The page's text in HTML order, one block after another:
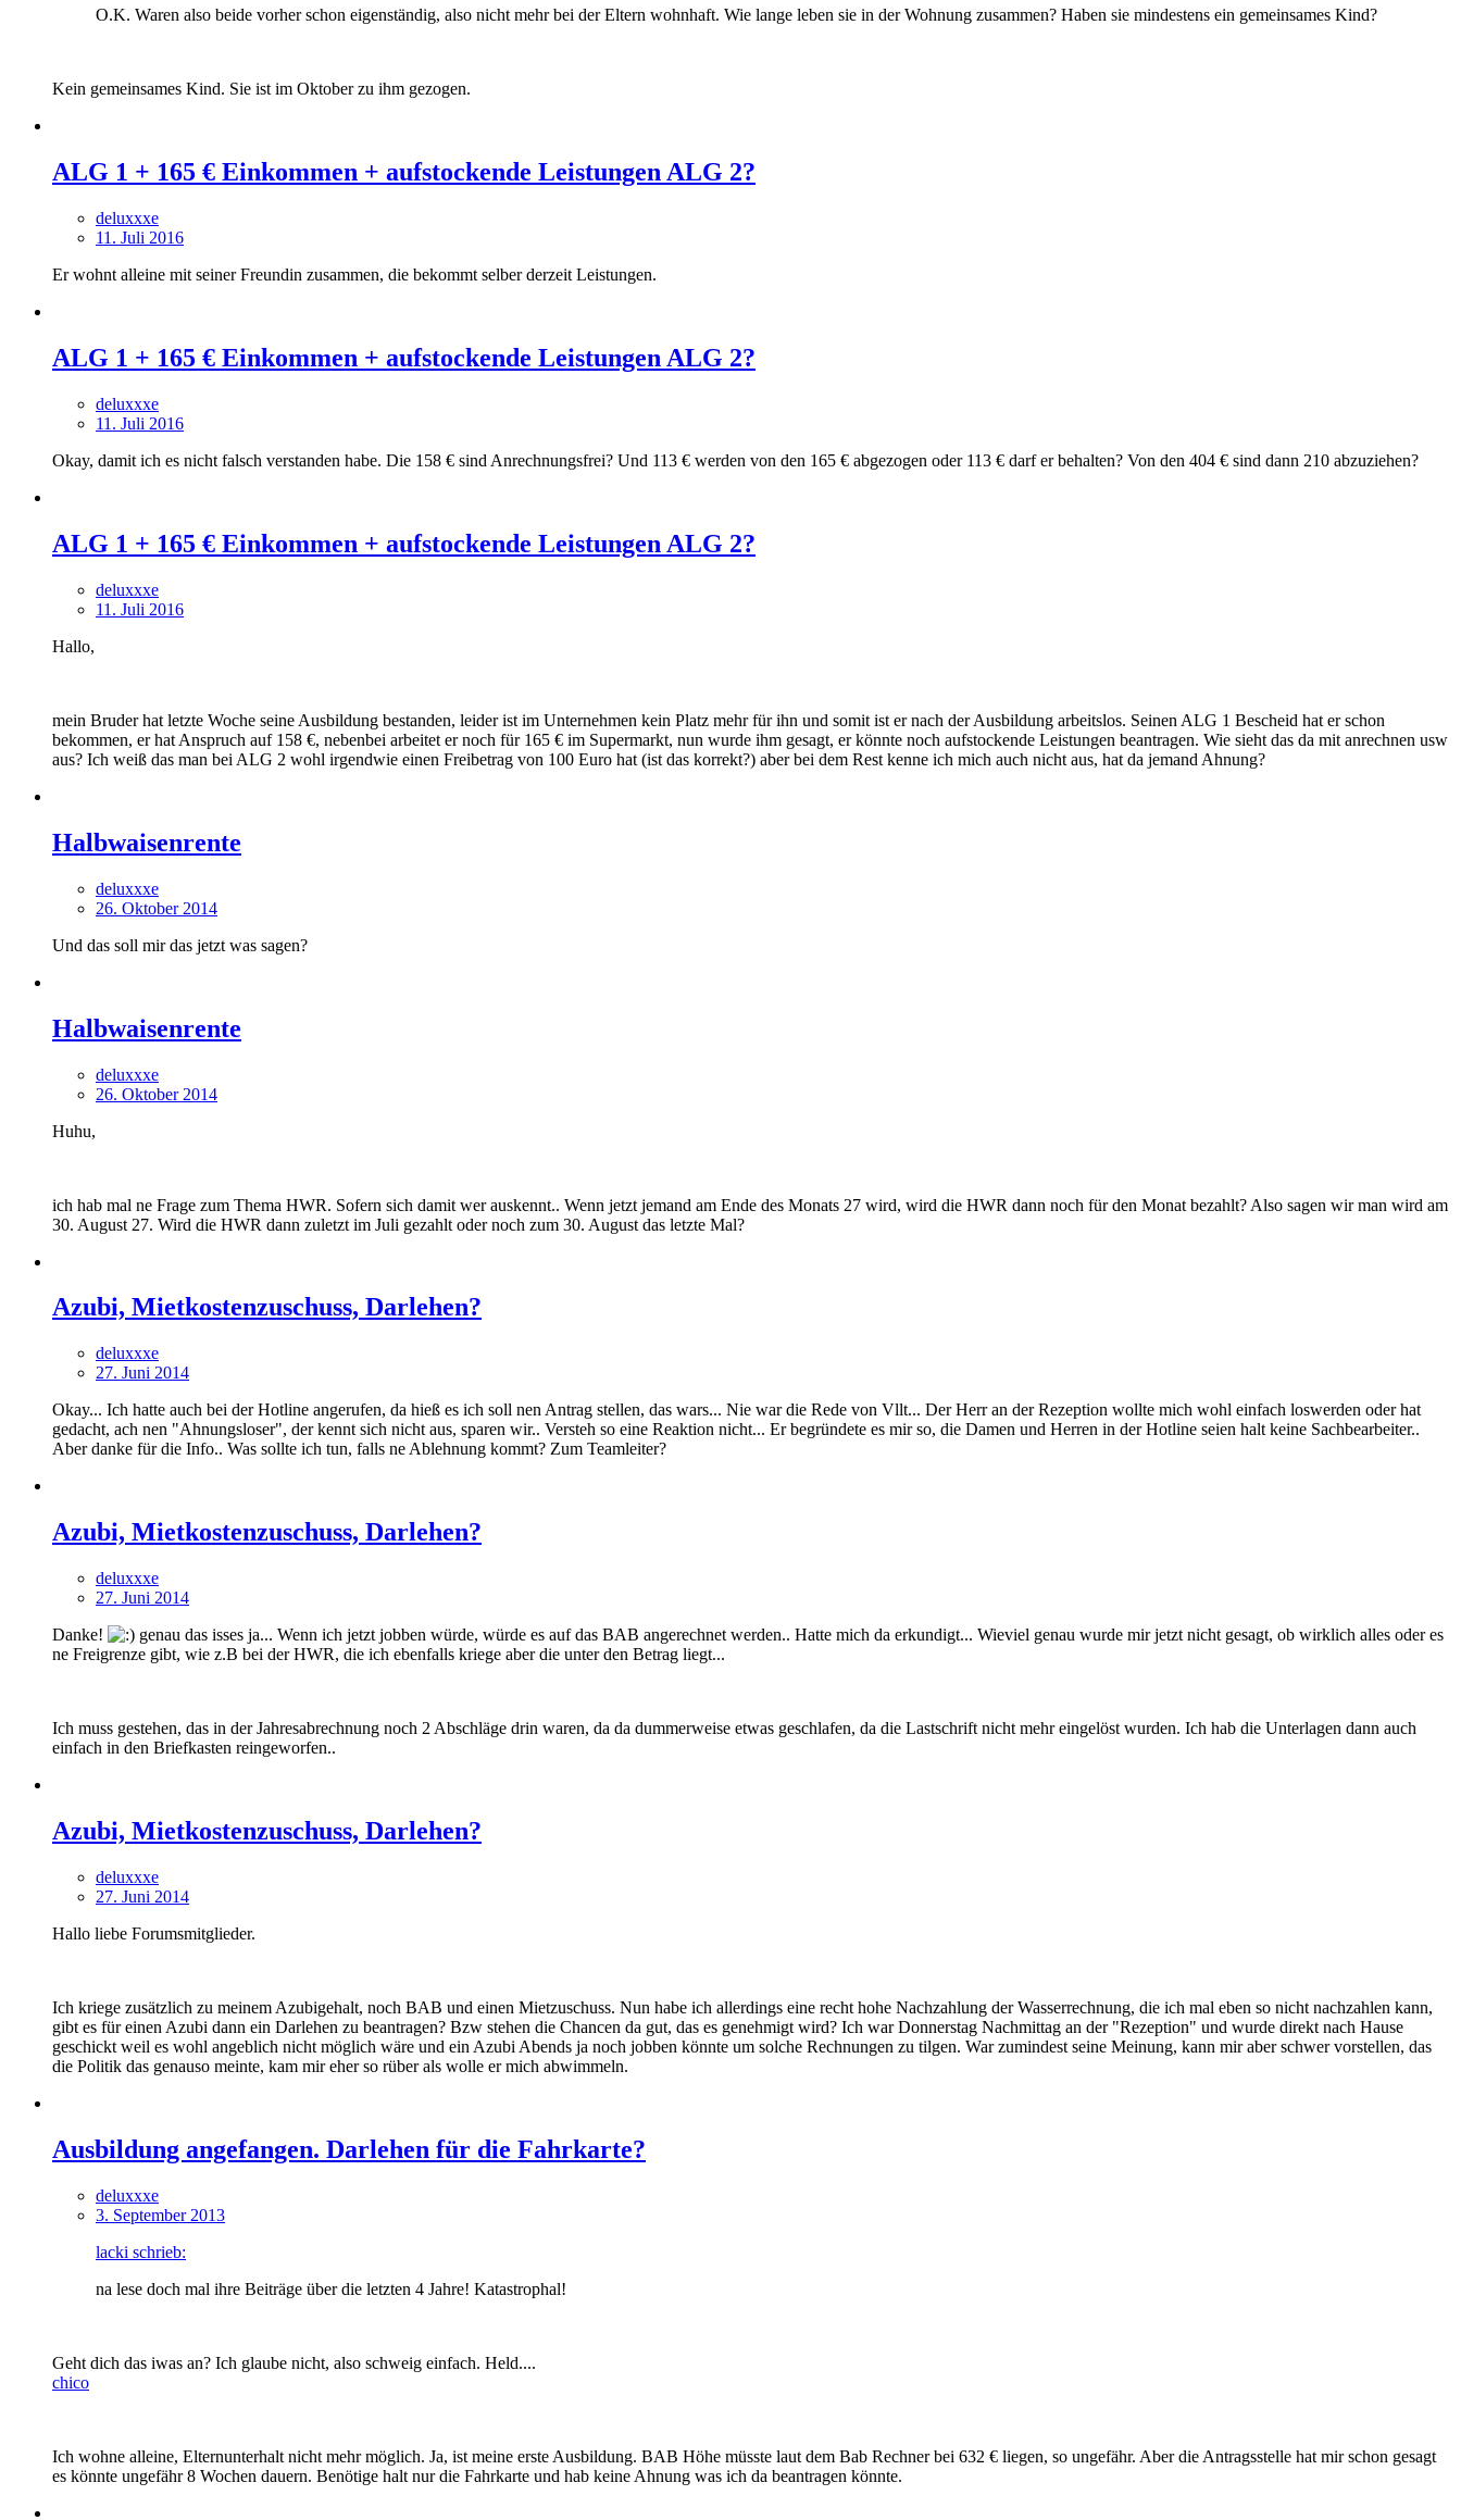
O.K. Waren also beide vorher schon eigenständig, also nicht mehr bei der Eltern wohnhaft. Wie lange leben sie in der Wohnung zusammen? Haben sie mindestens ein gemeinsames Kind?
Kein gemeinsames Kind. Sie ist im Oktober zu ihm gezogen.
ALG 1 + 165 € Einkommen + aufstockende Leistungen ALG 2?
deluxxxe
11. Juli 2016
Er wohnt alleine mit seiner Freundin zusammen, die bekommt selber derzeit Leistungen.
ALG 1 + 165 € Einkommen + aufstockende Leistungen ALG 2?
deluxxxe
11. Juli 2016
Okay, damit ich es nicht falsch verstanden habe. Die 158 € sind Anrechnungsfrei? Und 113 € werden von den 165 € abgezogen oder 113 € darf er behalten? Von den 404 € sind dann 210 abzuziehen?
ALG 1 + 165 € Einkommen + aufstockende Leistungen ALG 2?
deluxxxe
11. Juli 2016
Hallo,
mein Bruder hat letzte Woche seine Ausbildung bestanden, leider ist im Unternehmen kein Platz mehr für ihn und somit ist er nach der Ausbildung arbeitslos. Seinen ALG 1 Bescheid hat er schon
bekommen, er hat Anspruch auf 158 €, nebenbei arbeitet er noch für 165 € im Supermarkt, nun wurde ihm gesagt, er könnte noch aufstockende Leistungen beantragen. Wie sieht das da mit anrechnen usw
aus? Ich weiß das man bei ALG 2 wohl irgendwie einen Freibetrag von 100 Euro hat (ist das korrekt?) aber bei dem Rest kenne ich mich auch nicht aus, hat da jemand Ahnung?
Halbwaisenrente
deluxxxe
26. Oktober 2014
Und das soll mir das jetzt was sagen?
Halbwaisenrente
deluxxxe
26. Oktober 2014
Huhu,
ich hab mal ne Frage zum Thema HWR. Sofern sich damit wer auskennt.. Wenn jetzt jemand am Ende des Monats 27 wird, wird die HWR dann noch für den Monat bezahlt? Also sagen wir man wird am
30. August 27. Wird die HWR dann zuletzt im Juli gezahlt oder noch zum 30. August das letzte Mal?
Azubi, Mietkostenzuschuss, Darlehen?
deluxxxe
27. Juni 2014
Okay... Ich hatte auch bei der Hotline angerufen, da hieß es ich soll nen Antrag stellen, das wars... Nie war die Rede von Vllt... Der Herr an der Rezeption wollte mich wohl einfach loswerden oder hat
gedacht, ach nen "Ahnungsloser", der kennt sich nicht aus, sparen wir.. Versteh so eine Reaktion nicht... Er begründete es mir so, die Damen und Herren in der Hotline seien halt keine Sachbearbeiter..
Aber danke für die Info.. Was sollte ich tun, falls ne Ablehnung kommt? Zum Teamleiter?
Azubi, Mietkostenzuschuss, Darlehen?
deluxxxe
27. Juni 2014
Danke!
genau das isses ja... Wenn ich jetzt jobben würde, würde es auf das BAB angerechnet werden.. Hatte mich da erkundigt... Wieviel genau wurde mir jetzt nicht gesagt, ob wirklich alles oder es
ne Freigrenze gibt, wie z.B bei der HWR, die ich ebenfalls kriege aber die unter den Betrag liegt...
Ich muss gestehen, das in der Jahresabrechnung noch 2 Abschläge drin waren, da da dummerweise etwas geschlafen, da die Lastschrift nicht mehr eingelöst wurden. Ich hab die Unterlagen dann auch
einfach in den Briefkasten reingeworfen..
Azubi, Mietkostenzuschuss, Darlehen?
deluxxxe
27. Juni 2014
Hallo liebe Forumsmitglieder.
Ich kriege zusätzlich zu meinem Azubigehalt, noch BAB und einen Mietzuschuss. Nun habe ich allerdings eine recht hohe Nachzahlung der Wasserrechnung, die ich mal eben so nicht nachzahlen kann,
gibt es für einen Azubi dann ein Darlehen zu beantragen? Bzw stehen die Chancen da gut, das es genehmigt wird? Ich war Donnerstag Nachmittag an der "Rezeption" und wurde direkt nach Hause
geschickt weil es wohl angeblich nicht möglich wäre und ein Azubi Abends ja noch jobben könnte um solche Rechnungen zu tilgen. War zumindest seine Meinung, kann mir aber schwer vorstellen, das
die Politik das genauso meinte, kam mir eher so rüber als wolle er mich abwimmeln.
Ausbildung angefangen. Darlehen für die Fahrkarte?
deluxxxe
3. September 2013
lacki schrieb:
na lese doch mal ihre Beiträge über die letzten 4 Jahre! Katastrophal!
Geht dich das iwas an? Ich glaube nicht, also schweig einfach. Held....
chico
Ich wohne alleine, Elternunterhalt nicht mehr möglich. Ja, ist meine erste Ausbildung. BAB Höhe müsste laut dem Bab Rechner bei 632 € liegen, so ungefähr. Aber die Antragsstelle hat mir schon gesagt
es könnte ungefähr 8 Wochen dauern. Benötige halt nur die Fahrkarte und hab keine Ahnung was ich da beantragen könnte.